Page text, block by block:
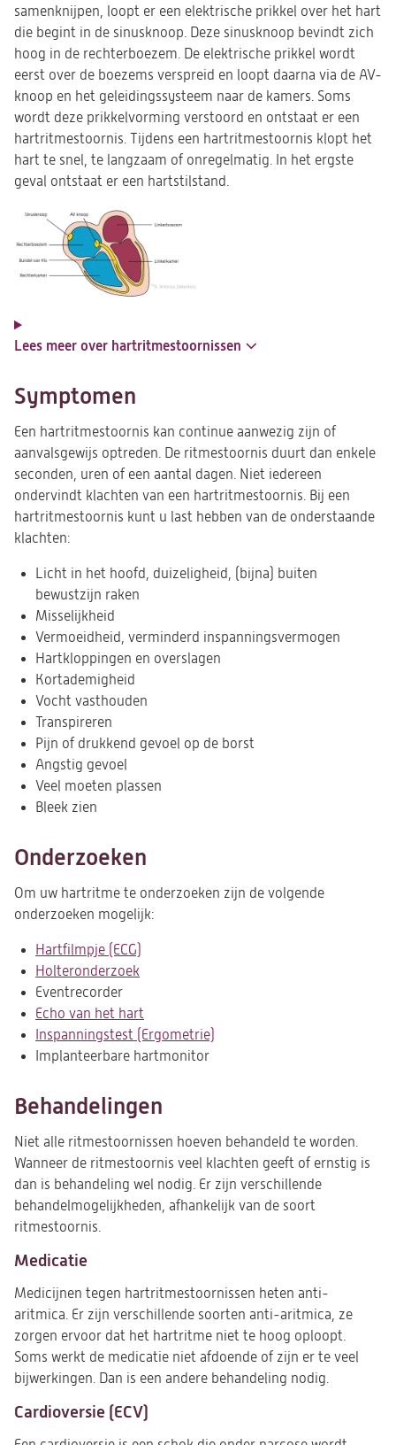
samenknijpen, loopt er een elektrische prikkel over het hart
die begint in de sinusknoop. Deze sinusknoop bevindt zich
hoog in de rechterboezem. De elektrische prikkel wordt
eerst over de boezems verspreid en loopt daarna via de AV-
knoop en het geleidingssysteem naar de kamers. Soms
wordt deze prikkelvorming verstoord en ontstaat er een
hartritmestoornis. Tijdens een hartritmestoornis klopt het
hart te snel, te langzaam of onregelmatig. In het ergste
geval ontstaat er een hartstilstand.
Lees meer over hartritmestoornissen
Symptomen
Een hartritmestoornis kan continue aanwezig zijn of
aanvalsgewijs optreden. De ritmestoornis duurt dan enkele
seconden, uren of een aantal dagen. Niet iedereen
ondervindt klachten van een hartritmestoornis. Bij een
hartritmestoornis kunt u last hebben van de onderstaande
klachten:
Licht in het hoofd, duizeligheid, (bijna) buiten
bewustzijn raken
Misselijkheid
Vermoeidheid, verminderd inspanningsvermogen
Hartkloppingen en overslagen
Kortademigheid
Vocht vasthouden
Transpireren
Pijn of drukkend gevoel op de borst
Angstig gevoel
Veel moeten plassen
Bleek zien
Onderzoeken
Om uw hartritme te onderzoeken zijn de volgende
onderzoeken mogelijk:
Hartfilmpje (ECG)
Holteronderzoek
Eventrecorder
Echo van het hart
Inspanningstest (Ergometrie)
Implanteerbare hartmonitor
Behandelingen
Niet alle ritmestoornissen hoeven behandeld te worden.
Wanneer de ritmestoornis veel klachten geeft of ernstig is
dan is behandeling wel nodig. Er zijn verschillende
behandelmogelijkheden, afhankelijk van de soort
ritmestoornis.
Medicatie
Medicijnen tegen hartritmestoornissen heten anti-
aritmica. Er zijn verschillende soorten anti-aritmica, ze
zorgen ervoor dat het hartritme niet te hoog oploopt.
Soms werkt de medicatie niet afdoende of zijn er te veel
bijwerkingen. Dan is een andere behandeling nodig.
Cardioversie (ECV)